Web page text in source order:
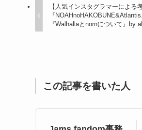
【人気インスタグラマーによる
『
『Walhallaとnornについて』by
この記事を書いた人